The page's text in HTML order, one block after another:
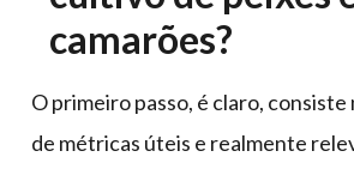
camarões?
O primeiro passo, é claro,
de métricas úteis e realmente